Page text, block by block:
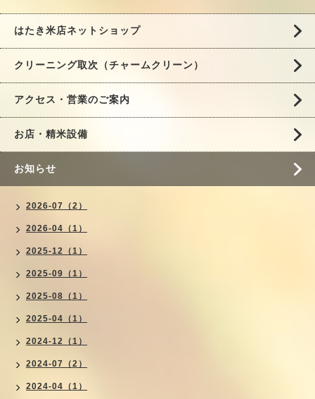
はたき米店ネットショップ
クリーニング取次（チャームクリーン）
アクセス・営業のご案内
お店・精米設備
お知らせ
2026-07（2）
2026-04（1）
2025-12（1）
2025-09（1）
2025-08（1）
2025-04（1）
2024-12（1）
2024-07（2）
2024-04（1）